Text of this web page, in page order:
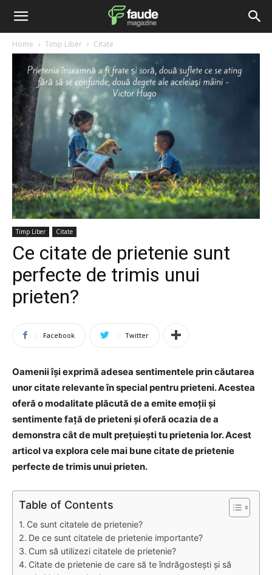
Home Timp Liber Citate
Timp Liber Citate
Ce citate de prietenie sunt
perfecte de trimis unui
prieten?
Facebook Twitter
Oamenii își exprimă adesea sentimentele prin căutarea
unor citate relevante în special pentru prieteni. Acestea
oferă o modalitate plăcută de a emite emoții și
sentimente față de prieteni și oferă ocazia de a
demonstra cât de mult prețuiești tu prietenia lor. Acest
articol va explora cele mai bune citate de prietenie
perfecte de trimis unui prieten.
Table of Contents
Ce sunt citatele de prietenie?
De ce sunt citatele de prietenie importante?
Cum să utilizezi citatele de prietenie?
Citate de prietenie de care să te îndrăgostești și să